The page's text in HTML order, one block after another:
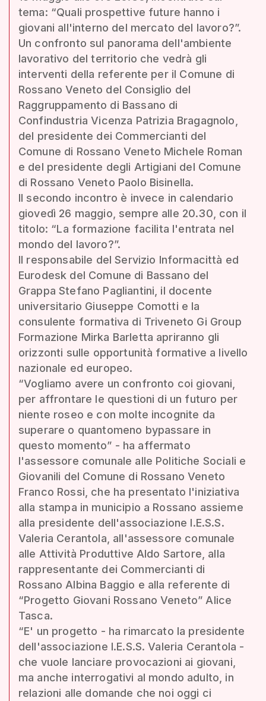
tema: “Quali prospettive future hanno i
giovani all'interno del mercato del lavoro?”.
Un confronto sul panorama dell'ambiente
lavorativo del territorio che vedrà gli
interventi della referente per il Comune di
Rossano Veneto del Consiglio del
Raggruppamento di Bassano di
Confindustria Vicenza Patrizia Bragagnolo,
del presidente dei Commercianti del
Comune di Rossano Veneto Michele Roman
e del presidente degli Artigiani del Comune
di Rossano Veneto Paolo Bisinella.
Il secondo incontro è invece in calendario
giovedì 26 maggio, sempre alle 20.30, con il
titolo: “La formazione facilita l'entrata nel
mondo del lavoro?”.
Il responsabile del Servizio Informacittà ed
Eurodesk del Comune di Bassano del
Grappa Stefano Pagliantini, il docente
universitario Giuseppe Comotti e la
consulente formativa di Triveneto Gi Group
Formazione Mirka Barletta apriranno gli
orizzonti sulle opportunità formative a livello
nazionale ed europeo.
“Vogliamo avere un confronto coi giovani,
per affrontare le questioni di un futuro per
niente roseo e con molte incognite da
superare o quantomeno bypassare in
questo momento” - ha affermato
l'assessore comunale alle Politiche Sociali e
Giovanili del Comune di Rossano Veneto
Franco Rossi, che ha presentato l'iniziativa
alla stampa in municipio a Rossano assieme
alla presidente dell'associazione I.E.S.S.
Valeria Cerantola, all'assessore comunale
alle Attività Produttive Aldo Sartore, alla
rappresentante dei Commercianti di
Rossano Albina Baggio e alla referente di
“Progetto Giovani Rossano Veneto” Alice
Tasca.
“E' un progetto - ha rimarcato la presidente
dell'associazione I.E.S.S. Valeria Cerantola -
che vuole lanciare provocazioni ai giovani,
ma anche interrogativi al mondo adulto, in
relazioni alle domande che noi oggi ci